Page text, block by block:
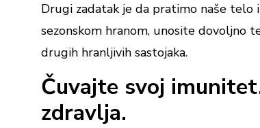
Drugi zadatak je da pratimo naše telo
sezonskom hranom, unosite dovoljno
drugih hranljivih sastojaka.
Čuvajte svoj
zdravlja.